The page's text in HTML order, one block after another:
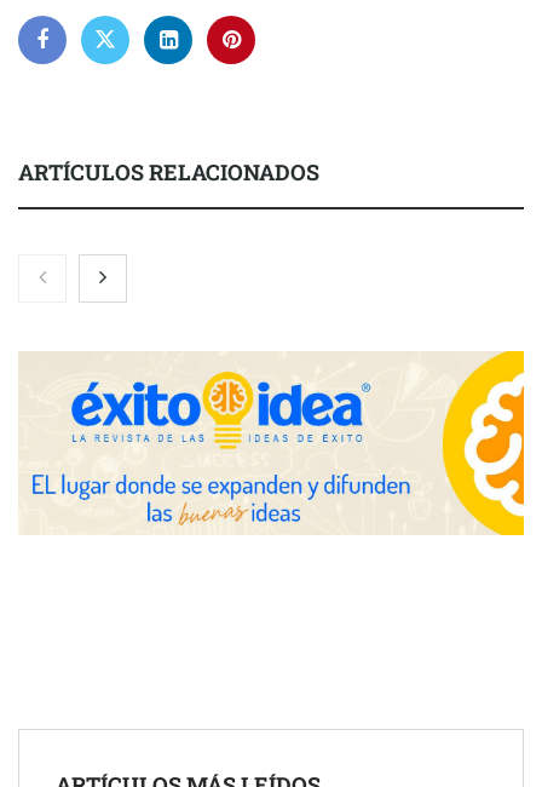
ARTÍCULOS RELACIONADOS
Cómo cuidar las pieles reactivas según las expertas en cuidado
de la piel
ICEPRO Ingenieros impulsa más de 150 licitaciones públicas de
obra civil en Zaragoza
La Sierra Norte abre desde Sigüenza la II Vuelta Ciclista CLM
LEADER, convirtiendo el deporte en motor de desarrollo rural